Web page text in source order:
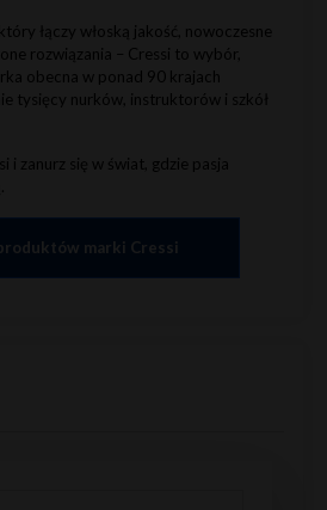
łączy włoską jakość, nowoczesne
rozwiązania – Cressi to wybór,
obecna w ponad 90 krajach
tysięcy nurków, instruktorów i szkół
i zanurz się w świat, gdzie pasja
marki Cressi